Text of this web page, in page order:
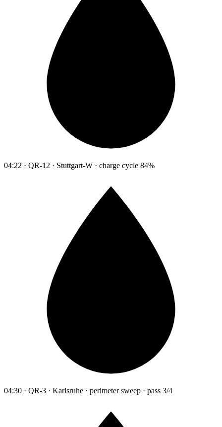
04:22 · QR-12 · Stuttgart-W · charge cycle 84%
04:30 · QR-3 · Karlsruhe · perimeter sweep · pass 3/4